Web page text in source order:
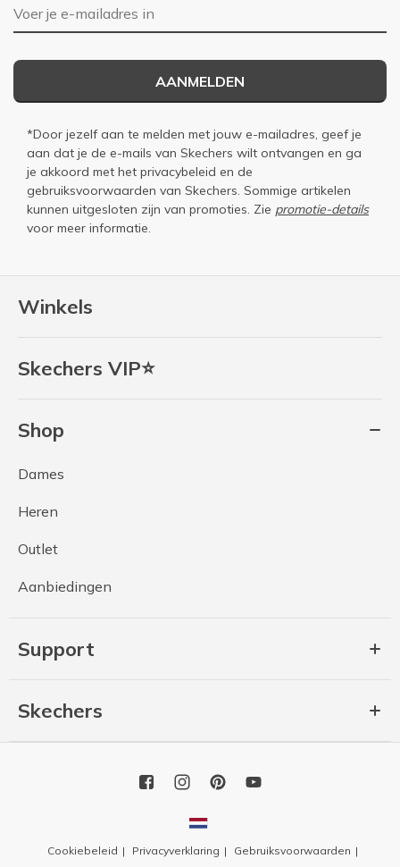
Winkels
Skechers VIP⭐
Shop
Dames
Heren
Outlet
Aanbiedingen
Support
Skechers
E-mailadres
AANMELDEN
*Door jezelf aan te melden met jouw e-mailadres, geef je
aan dat je de e-mails van Skechers wilt ontvangen en ga
je akkoord met het privacybeleid en de
gebruiksvoorwaarden van Skechers. Sommige artikelen
kunnen uitgesloten zijn van promoties. Zie promotie-details
voor meer informatie.
Cookiebeleid Privacyverklaring Gebruiksvoorwaarden